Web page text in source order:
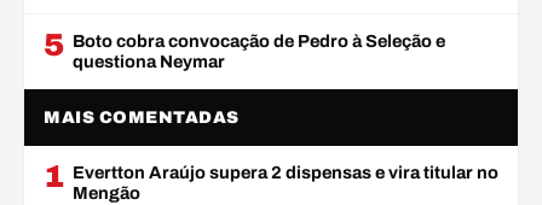
5 Boto cobra convocação de Pedro à Seleção e
questiona Neymar
MAIS COMENTADAS
1 Evertton Araújo supera 2 dispensas e vira titular no
Mengão